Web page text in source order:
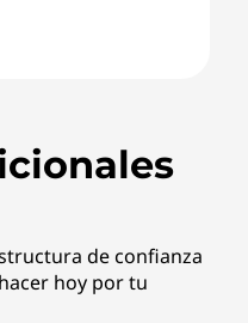
de confianza
hoy por tu